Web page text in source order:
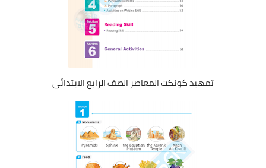
تمهيد كونكت المعاصر الصف الرابع الابتدائى